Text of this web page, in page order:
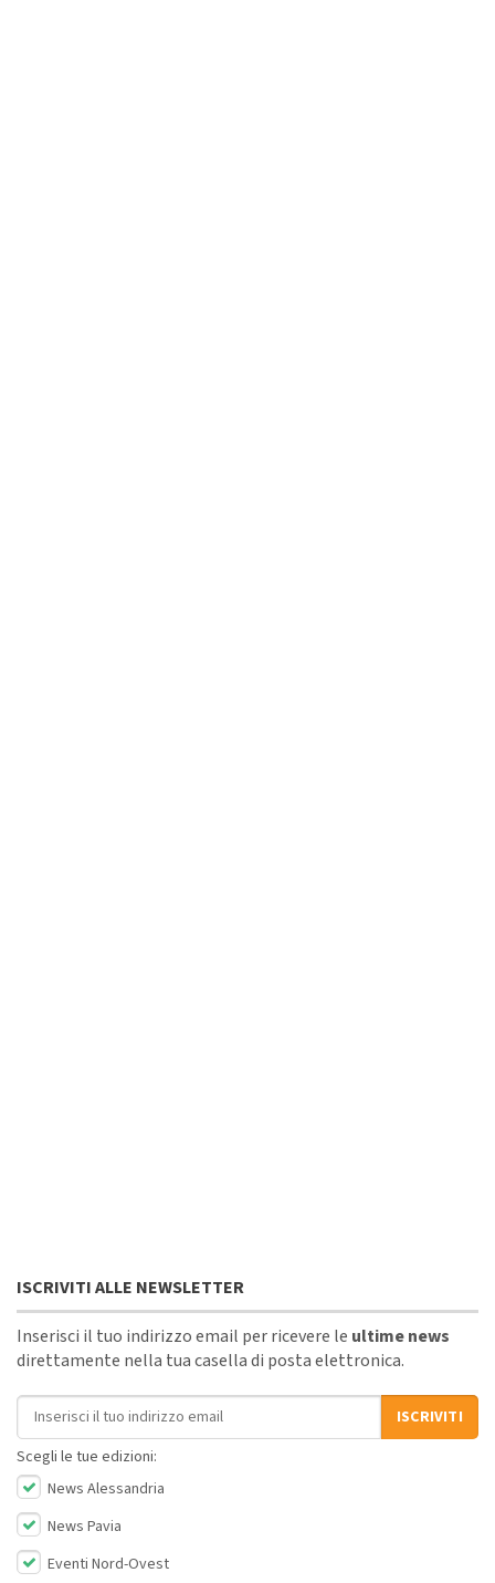
ISCRIVITI ALLE NEWSLETTER
Inserisci il tuo indirizzo email per ricevere le ultime news
direttamente nella tua casella di posta elettronica.
Indirizzo email
ISCRIVITI
Scegli le tue edizioni:
News Alessandria
News Pavia
Eventi Nord-Ovest